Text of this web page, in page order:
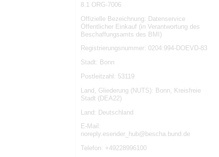
8.1 ORG-7006
Offizielle Bezeichnung: Datenservice
Öffentlicher Einkauf (in Verantwortung des
Beschaffungsamts des BMI)
Registrierungsnummer: 0204:994-DOEVD-83
Stadt: Bonn
Postleitzahl: 53119
Land, Gliederung (NUTS): Bonn, Kreisfreie
Stadt (DEA22)
Land: Deutschland
E-Mail:
noreply.esender_hub@bescha.bund.de
Telefon: +49228996100